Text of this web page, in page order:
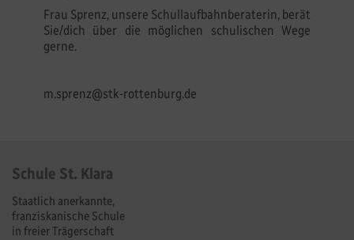
Frau Sprenz, unsere Schullaufbahnberaterin, berät
Sie/dich über die möglichen schulischen Wege
gerne.
m.sprenz@stk-rottenburg.de
Schule St. Klara
Staatlich anerkannte,
franziskanische Schule
in freier Trägerschaft